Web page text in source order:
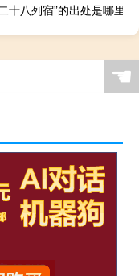
十八列宿”的出处是哪里
☚